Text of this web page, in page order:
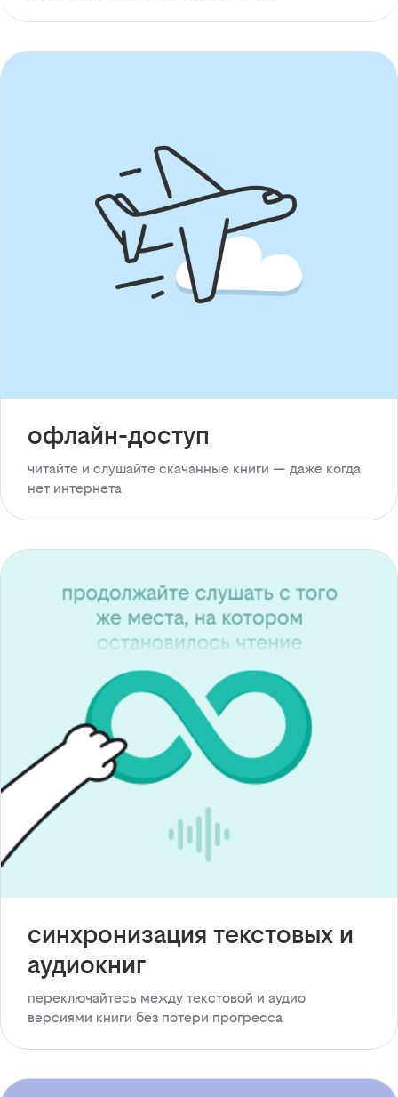
офлайн-доступ
читайте и слушайте скачанные книги — даже когда
нет интернета
синхронизация текстовых и
аудиокниг
переключайтесь между текстовой и аудио
версиями книги без потери прогресса